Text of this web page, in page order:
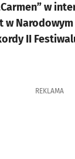
w
w Narodowym
II
REKLAMA